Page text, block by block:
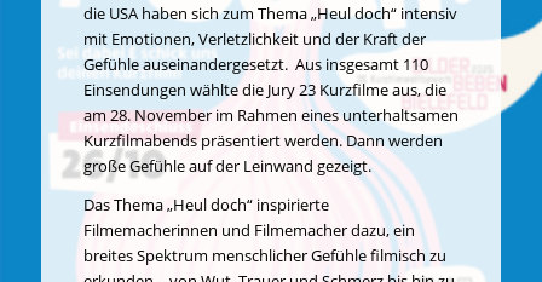
die USA haben sich zum Thema „Heul doch“ intensiv
mit Emotionen, Verletzlichkeit und der Kraft der
Gefühle auseinandergesetzt. Aus insgesamt 110
Einsendungen wählte die Jury 23 Kurzfilme aus, die
am 28. November im Rahmen eines unterhaltsamen
Kurzfilmabends präsentiert werden. Dann werden
große Gefühle auf der Leinwand gezeigt.
Das Thema „Heul doch“ inspirierte
Filmemacherinnen und Filmemacher dazu, ein
breites Spektrum menschlicher Gefühle filmisch zu